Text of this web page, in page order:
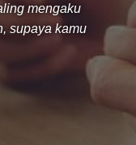
mengaku
supaya kamu